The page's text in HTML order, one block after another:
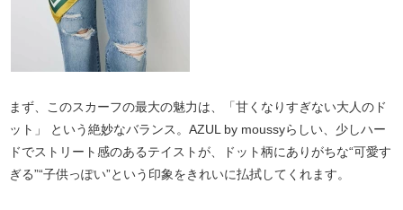
まず、このスカーフの最大の魅力は、
「甘くなりすぎない大人のド
ット」
という絶妙なバランス。AZUL by moussyらしい、少しハー
ドでストリート感のあるテイストが、ドット柄にありがちな“可愛す
ぎる”“子供っぽい”という印象をきれいに払拭してくれます。